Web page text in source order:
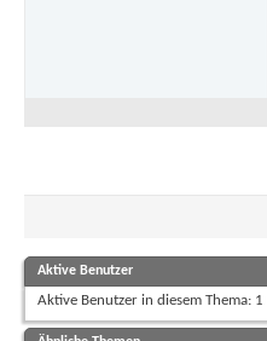
Aktive Benutzer
Aktive Benutzer in diesem Thema: 1